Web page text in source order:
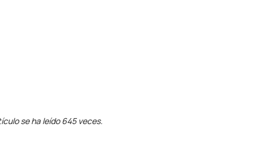
se ha leído 645 veces.